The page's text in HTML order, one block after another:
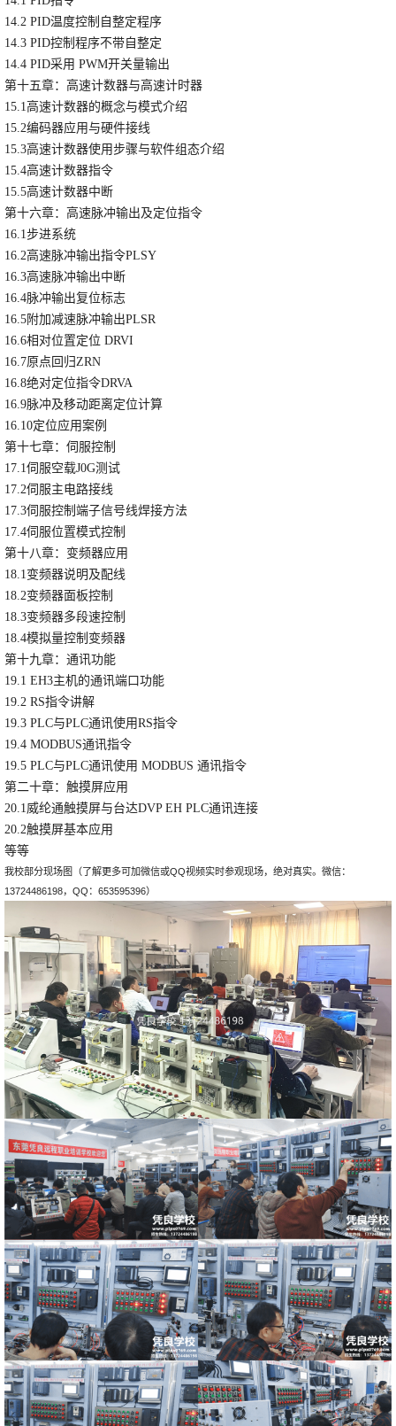
14.2 PID温度控制自整定程序
14.3 PID控制程序不带自整定
14.4 PID采用 PWM开关量输出
第十五章：高速计数器与高速计时器
15.1高速计数器的概念与模式介绍
15.2编码器应用与硬件接线
15.3高速计数器使用步骤与软件组态介绍
15.4高速计数器指令
15.5高速计数器中断
第十六章：高速脉冲输出及定位指令
16.1步进系统
16.2高速脉冲输出指令PLSY
16.3高速脉冲输出中断
16.4脉冲输出复位标志
16.5附加减速脉冲输出PLSR
16.6相对位置定位 DRVI
16.7原点回归ZRN
16.8绝对定位指令DRVA
16.9脉冲及移动距离定位计算
16.10定位应用案例
第十七章：伺服控制
17.1伺服空载J0G测试
17.2伺服主电路接线
17.3伺服控制端子信号线焊接方法
17.4伺服位置模式控制
第十八章：变频器应用
18.1变频器说明及配线
18.2变频器面板控制
18.3变频器多段速控制
18.4模拟量控制变频器
第十九章：通讯功能
19.1 EH3主机的通讯端口功能
19.2 RS指令讲解
19.3 PLC与PLC通讯使用RS指令
19.4 MODBUS通讯指令
19.5 PLC与PLC通讯使用 MODBUS 通讯指令
第二十章：触摸屏应用
20.1威纶通触摸屏与台达DVP EH PLC通讯连接
20.2触摸屏基本应用
等等
我校部分现场图（了解更多可加微信或QQ视频实时参观现场，绝对真实。微信：
13724486198，QQ：653595396）